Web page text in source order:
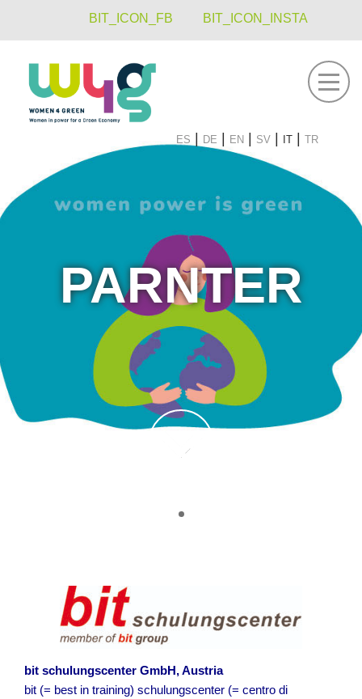
BIT_ICON_FB BIT_ICON_INSTA
es de en sv it tr
PARNTER
bit schulungscenter GmbH, Austria
bit (= best in training) schulungscenter (= centro di